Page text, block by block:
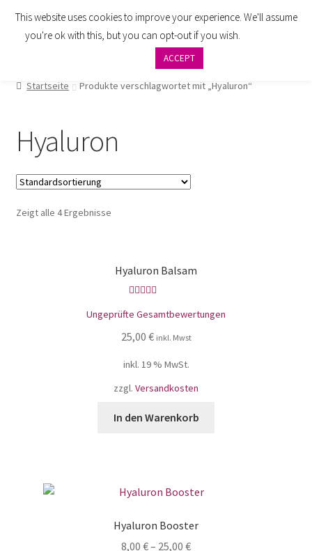
Zur
Navigation
Zum
Inhalt
Widerrufsbelehrung
Versand
Impressum
Startseite Produkte verschlagwortet mit „Hyaluron“
Hyaluron
Zeigt alle 4 Ergebnisse
Hyaluron Balsam
5.00von 5
Ungeprüfte Gesamtbewertungen
25,00 € inkl. Mwst
inkl. 19 % MwSt.
zzgl. Versandkosten
In den Warenkorb
Hyaluron Booster
8,00 €– 25,00 €
This website uses cookies to improve your experience. We'll assume
you're ok with this, but you can opt-out if you wish.
ACCEPT